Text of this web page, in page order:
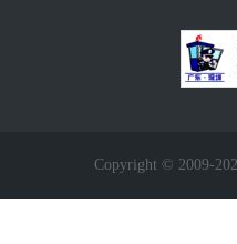
Copyright © 2009-